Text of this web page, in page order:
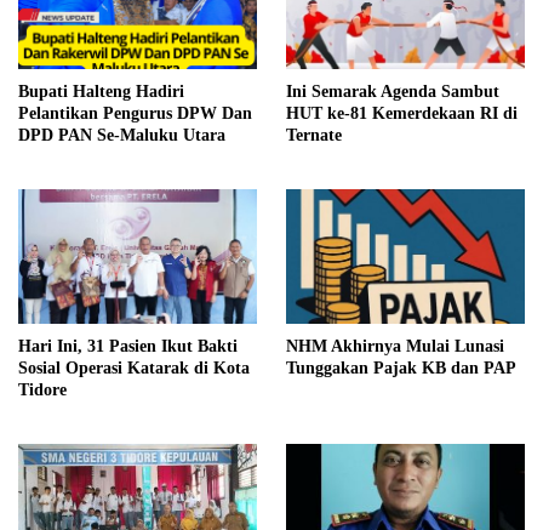
Bupati Halteng Hadiri
Pelantikan Pengurus DPW Dan
DPD PAN Se-Maluku Utara
Ini Semarak Agenda Sambut
HUT ke-81 Kemerdekaan RI di
Ternate
Hari Ini, 31 Pasien Ikut Bakti
Sosial Operasi Katarak di Kota
Tidore
NHM Akhirnya Mulai Lunasi
Tunggakan Pajak KB dan PAP